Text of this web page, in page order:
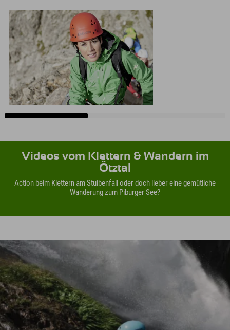
Videos vom Klettern & Wandern im
Ötztal
Action beim Klettern am Stuibenfall oder doch lieber eine gemütliche
Wanderung zum Piburger See?